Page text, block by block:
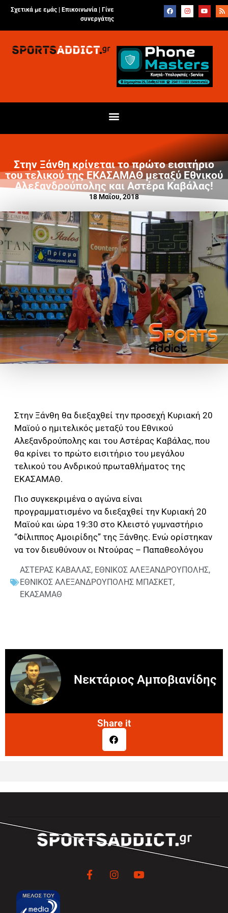
Σχετικά με εμάς | Επικοινωνία
Γίνε
συνεργάτης
Στην Ξάνθη κρίνεται το πρώτο εισιτήριο
του τελικού της ΕΚΑΣΑΜΑΘ μεταξύ Εθνικού
Αλεξανδρούπολης και Αστέρα Καβάλας!
18 Μαΐου, 2018
Στην Ξάνθη θα διεξαχθεί την προσεχή Κυριακή 20
Μαϊού ο ημιτελικός μεταξύ του Εθνικού
Αλεξανδρούπολης και του Αστέρας Καβάλας, που
θα κρίνει το πρώτο εισιτήριο του μεγάλου
τελικού του Ανδρικού πρωταθλήματος της
ΕΚΑΣΑΜΑΘ.
Πιο συγκεκριμένα ο αγώνα είναι
προγραμματισμένο να διεξαχθεί την Κυριακή 20
Μαϊού και ώρα 19:30 στο Κλειστό γυμναστήριο
“Φίλιππος Αμοιρίδης” της Ξάνθης. Ενώ ορίστηκαν
να τον διευθύνουν οι Ντούρας – Παπαθεολόγου
ΑΣΤΕΡΑΣ ΚΑΒΑΛΑΣ, ΕΘΝΙΚΟΣ ΑΛΕΞΑΝΔΡΟΥΠΟΛΗΣ,
ΕΘΝΙΚΟΣ ΑΛΕΞΑΝΔΡΟΥΠΟΛΗΣ ΜΠΑΣΚΕΤ,
ΕΚΑΣΑΜΑΘ
Νεκτάριος Αμποβιανίδης
Share it